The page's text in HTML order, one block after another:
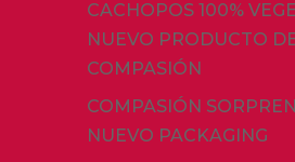
CACHOPOS 100%
NUEVO PRODUCTO
COMPASIÓN
COMPASIÓN
NUEVO PACKAGING